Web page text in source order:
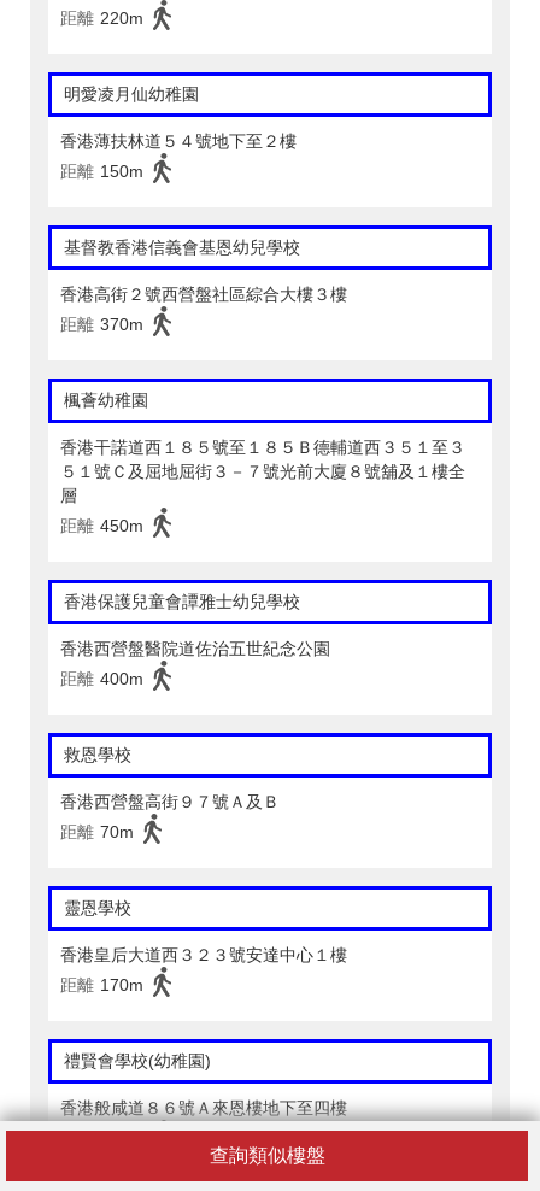
查詢類似樓盤
距離 220m
明愛凌月仙幼稚園
香港薄扶林道５４號地下至２樓
距離 150m
基督教香港信義會基恩幼兒學校
香港高街２號西營盤社區綜合大樓３樓
距離 370m
楓薈幼稚園
香港干諾道西１８５號至１８５Ｂ德輔道西３５１至３
５１號Ｃ及屈地屈街３－７號光前大廈８號舖及１樓全
層
距離 450m
香港保護兒童會譚雅士幼兒學校
香港西營盤醫院道佐治五世紀念公園
距離 400m
救恩學校
香港西營盤高街９７號Ａ及Ｂ
距離 70m
靈恩學校
香港皇后大道西３２３號安達中心１樓
距離 170m
禮賢會學校(幼稚園)
香港般咸道８６號Ａ來恩樓地下至四樓